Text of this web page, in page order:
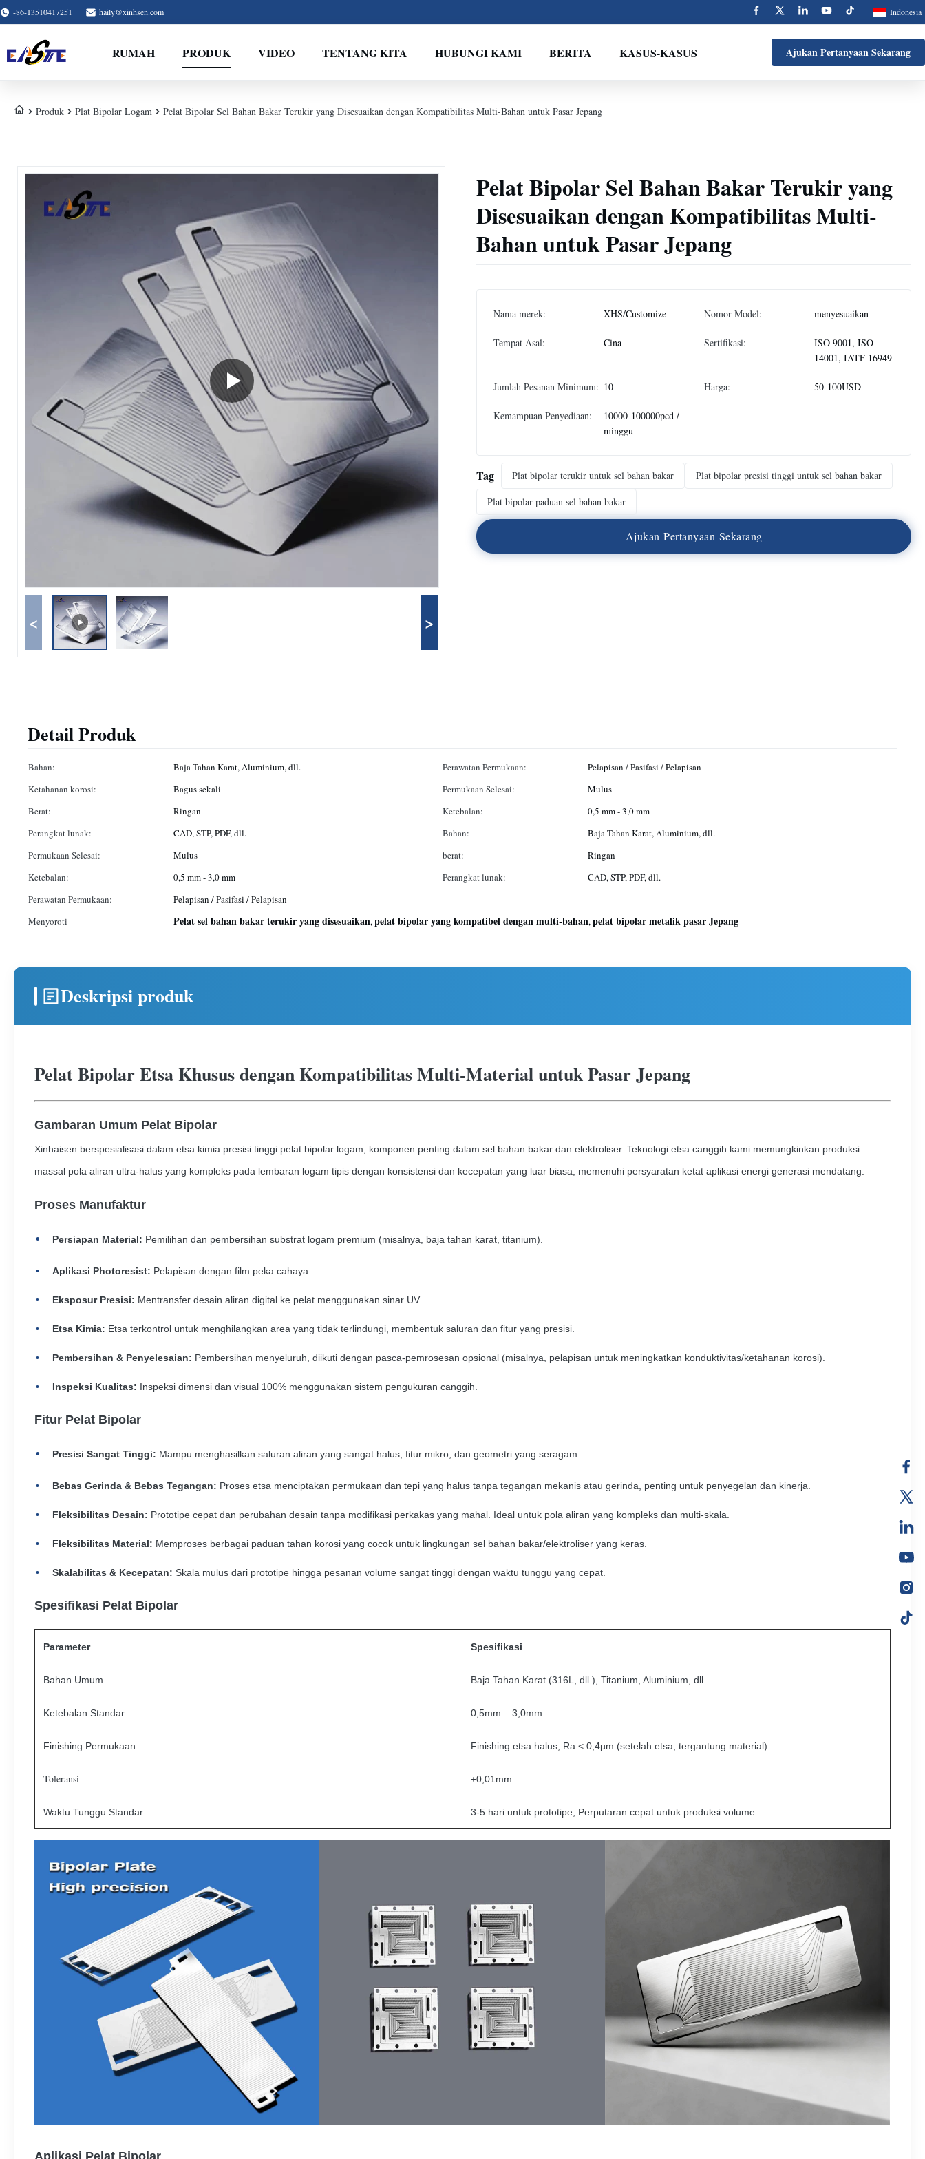
-86-13510417251 haily@xinhsen.com Indonesia
RUMAH PRODUK VIDEO TENTANG KITA HUBUNGI KAMI BERITA KASUS-KASUS Ajukan Pertanyaan Sekarang
Produk Plat Bipolar Logam Pelat Bipolar Sel Bahan Bakar Terukir yang Disesuaikan dengan Kompatibilitas Multi-Bahan untuk Pasar Jepang
< >
Pelat Bipolar Sel Bahan Bakar Terukir yang
Disesuaikan dengan Kompatibilitas Multi-
Bahan untuk Pasar Jepang
Nama merek: XHS/Customize Nomor Model: menyesuaikan
Tempat Asal: Cina Sertifikasi:
ISO 9001, ISO
14001, IATF 16949
Jumlah Pesanan Minimum: 10 Harga: 50-100USD
Kemampuan Penyediaan:
10000-100000pcd /
minggu
Tag Plat bipolar terukir untuk sel bahan bakar
Plat bipolar presisi tinggi untuk sel bahan bakar
Plat bipolar paduan sel bahan bakar
Ajukan Pertanyaan Sekarang
Detail Produk
Bahan: Baja Tahan Karat, Aluminium, dll. Perawatan Permukaan:
Pelapisan / Pasifasi / Pelapisan
Ketahanan korosi:
Bagus sekali Permukaan Selesai:
Mulus
Berat:
Ringan Ketebalan:
0,5 mm - 3,0 mm
Perangkat lunak:
CAD, STP, PDF, dll. Bahan:
Baja Tahan Karat, Aluminium, dll.
Permukaan Selesai:
Mulus berat:
Ringan
Ketebalan:
0,5 mm - 3,0 mm Perangkat lunak:
CAD, STP, PDF, dll.
Perawatan Permukaan:
Pelapisan / Pasifasi / Pelapisan
Menyoroti
Pelat sel bahan bakar terukir yang disesuaikan,pelat bipolar yang kompatibel dengan multi-bahan,pelat bipolar metalik pasar Jepang
Deskripsi produk
Pelat Bipolar Etsa Khusus dengan Kompatibilitas Multi-Material untuk Pasar Jepang
Gambaran Umum Pelat Bipolar
Xinhaisen berspesialisasi dalam etsa kimia presisi tinggi pelat bipolar logam, komponen penting dalam sel bahan bakar dan elektroliser. Teknologi etsa canggih kami memungkinkan produksi
massal pola aliran ultra-halus yang kompleks pada lembaran logam tipis dengan konsistensi dan kecepatan yang luar biasa, memenuhi persyaratan ketat aplikasi energi generasi mendatang.
Proses Manufaktur
Persiapan Material: Pemilihan dan pembersihan substrat logam premium (misalnya, baja tahan karat, titanium).
Aplikasi Photoresist: Pelapisan dengan film peka cahaya.
Eksposur Presisi: Mentransfer desain aliran digital ke pelat menggunakan sinar UV.
Etsa Kimia: Etsa terkontrol untuk menghilangkan area yang tidak terlindungi, membentuk saluran dan fitur yang presisi.
Pembersihan & Penyelesaian: Pembersihan menyeluruh, diikuti dengan pasca-pemrosesan opsional (misalnya, pelapisan untuk meningkatkan konduktivitas/ketahanan korosi).
Inspeksi Kualitas: Inspeksi dimensi dan visual 100% menggunakan sistem pengukuran canggih.
Fitur Pelat Bipolar
Presisi Sangat Tinggi: Mampu menghasilkan saluran aliran yang sangat halus, fitur mikro, dan geometri yang seragam.
Bebas Gerinda & Bebas Tegangan: Proses etsa menciptakan permukaan dan tepi yang halus tanpa tegangan mekanis atau gerinda, penting untuk penyegelan dan kinerja.
Fleksibilitas Desain: Prototipe cepat dan perubahan desain tanpa modifikasi perkakas yang mahal. Ideal untuk pola aliran yang kompleks dan multi-skala.
Fleksibilitas Material: Memproses berbagai paduan tahan korosi yang cocok untuk lingkungan sel bahan bakar/elektroliser yang keras.
Skalabilitas & Kecepatan: Skala mulus dari prototipe hingga pesanan volume sangat tinggi dengan waktu tunggu yang cepat.
Spesifikasi Pelat Bipolar
Parameter Spesifikasi
Bahan Umum Baja Tahan Karat (316L, dll.), Titanium, Aluminium, dll.
Ketebalan Standar 0,5mm – 3,0mm
Finishing Permukaan Finishing etsa halus, Ra < 0,4µm (setelah etsa, tergantung material)
Toleransi ±0,01mm
Waktu Tunggu Standar 3-5 hari untuk prototipe; Perputaran cepat untuk produksi volume